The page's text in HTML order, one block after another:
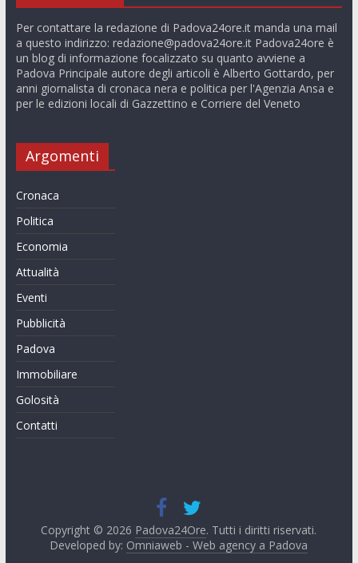
Per contattare la redazione di Padova24ore.it manda una mail
a questo indirizzo: redazione@padova24ore.itPadova24ore è
un blog di informazione focalizzato su quanto avviene a
Padova Principale autore degli articoli è Alberto Gottardo, per
anni giornalista di cronaca nera e politica per l'Agenzia Ansa e
per le edizioni locali di Gazzettino e Corriere del Veneto
Argomenti
Cronaca
Politica
Economia
Attualità
Eventi
Pubblicità
Padova
Immobiliare
Golosità
Contatti
Copyright © 2026 Padova24Ore. Tutti i diritti riservati.
Developed by: Omniaweb - Web agency a Padova